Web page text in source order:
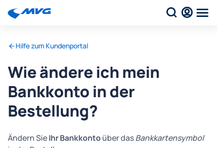
Hilfe zum Kundenportal
Wie ändere ich mein
Bankkonto in der
Bestellung?
Ändern SieIhr Bankkontoüber dasBankkartensymbol